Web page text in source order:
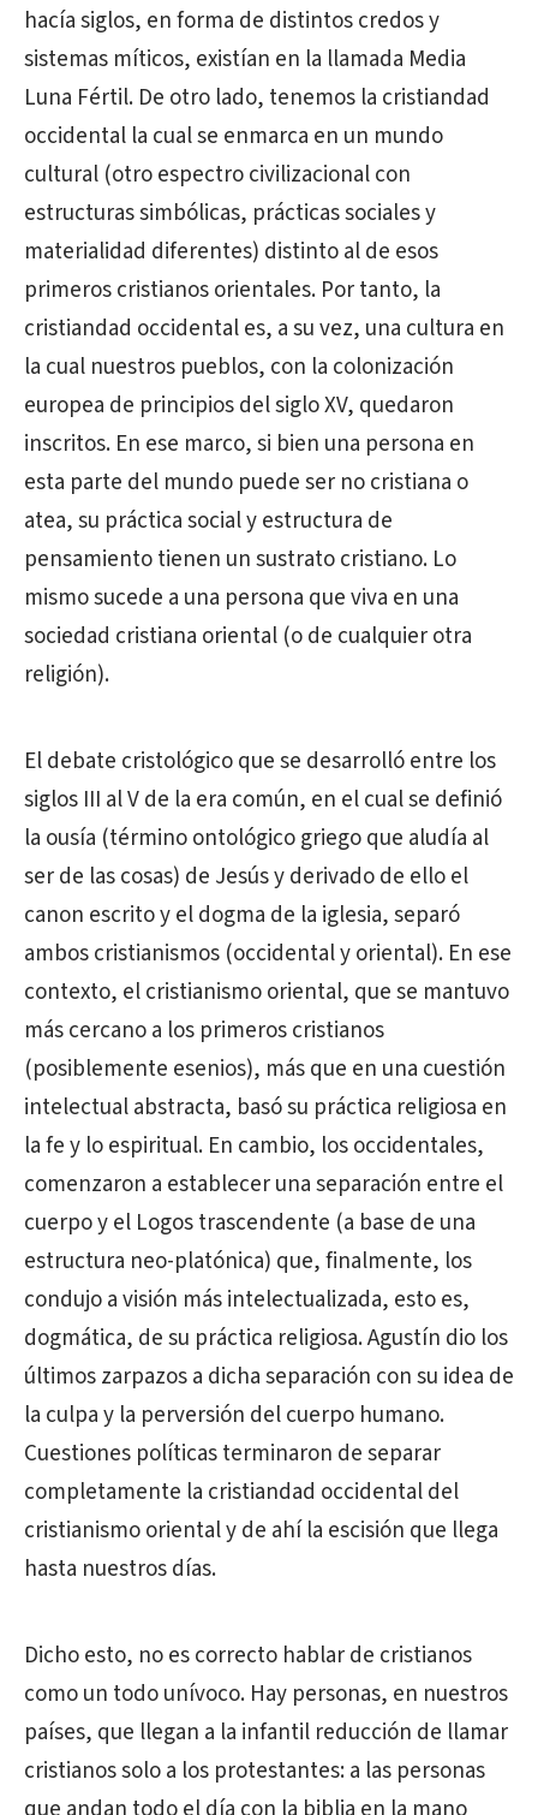
hacía siglos, en forma de distintos credos y
sistemas míticos, existían en la llamada Media
Luna Fértil. De otro lado, tenemos la cristiandad
occidental la cual se enmarca en un mundo
cultural (otro espectro civilizacional con
estructuras simbólicas, prácticas sociales y
materialidad diferentes) distinto al de esos
primeros cristianos orientales. Por tanto, la
cristiandad occidental es, a su vez, una cultura en
la cual nuestros pueblos, con la colonización
europea de principios del siglo XV, quedaron
inscritos. En ese marco, si bien una persona en
esta parte del mundo puede ser no cristiana o
atea, su práctica social y estructura de
pensamiento tienen un sustrato cristiano. Lo
mismo sucede a una persona que viva en una
sociedad cristiana oriental (o de cualquier otra
religión).
El debate cristológico que se desarrolló entre los
siglos III al V de la era común, en el cual se definió
la ousía (término ontológico griego que aludía al
ser de las cosas) de Jesús y derivado de ello el
canon escrito y el dogma de la iglesia, separó
ambos cristianismos (occidental y oriental). En ese
contexto, el cristianismo oriental, que se mantuvo
más cercano a los primeros cristianos
(posiblemente esenios), más que en una cuestión
intelectual abstracta, basó su práctica religiosa en
la fe y lo espiritual. En cambio, los occidentales,
comenzaron a establecer una separación entre el
cuerpo y el Logos trascendente (a base de una
estructura neo-platónica) que, finalmente, los
condujo a visión más intelectualizada, esto es,
dogmática, de su práctica religiosa. Agustín dio los
últimos zarpazos a dicha separación con su idea de
la culpa y la perversión del cuerpo humano.
Cuestiones políticas terminaron de separar
completamente la cristiandad occidental del
cristianismo oriental y de ahí la escisión que llega
hasta nuestros días.
Dicho esto, no es correcto hablar de cristianos
como un todo unívoco. Hay personas, en nuestros
países, que llegan a la infantil reducción de llamar
cristianos solo a los protestantes: a las personas